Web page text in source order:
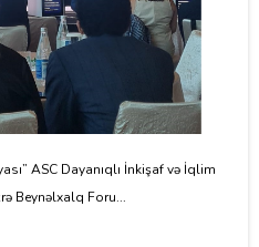
ASC Dayanıqlı İnkişaf və İqlim
Beynəlxalq Foru...